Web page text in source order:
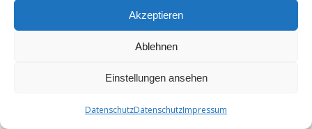
Akzeptieren
Ablehnen
Einstellungen ansehen
DatenschutzDatenschutzImpressum
ver­öf­fent­licht: Gei­sel­hö­ring: Abbau der Bür­­ger-
PV-Anla­­ge – Fried­li­ches…